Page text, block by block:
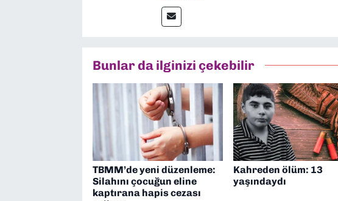
anda Dokuz Eylül Gazetesi'nde editörlük
Bunlar da ilginizi çekebilir
TBMM’de yeni düzenleme:
Silahını çocuğun eline
kaptırana hapis cezası
Kahreden ölüm: 13
yaşındaydı